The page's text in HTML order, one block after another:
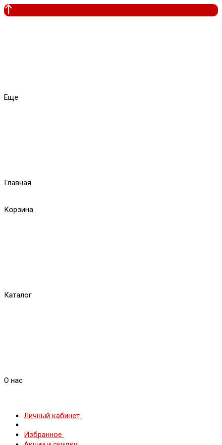
Еще
Главная
Корзина
Каталог
О нас
Личный кабинет
Избранное